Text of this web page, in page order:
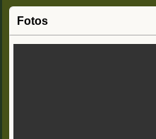
Fotos